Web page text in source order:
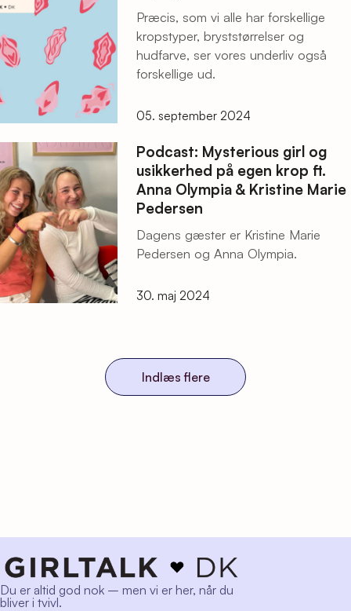
Præcis, som vi alle har forskellige
kropstyper, bryststørrelser og
hudfarve, ser vores underliv også
forskellige ud.
05. september 2024
Podcast: Mysterious girl og
usikkerhed på egen krop ft.
Anna Olympia & Kristine Marie
Pedersen
Dagens gæster er Kristine Marie
Pedersen og Anna Olympia.
30. maj 2024
Indlæs flere
Du er altid god nok – men vi er her, når du
bliver i tvivl.